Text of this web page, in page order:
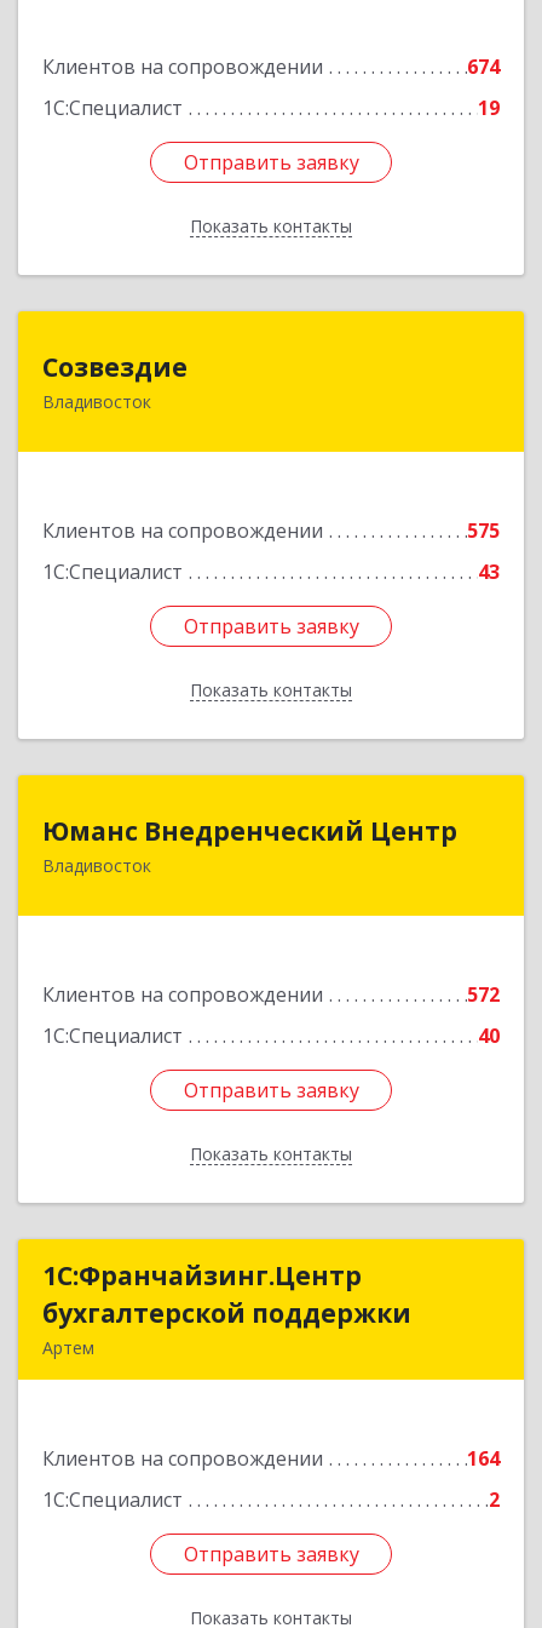
Клиентов на сопровождении
674
1С:Специалист
19
Отправить заявку
Показать контакты
Отправить заявку
Назад
Созвездие
Владивосток
Клиентов на сопровождении
575
1С:Специалист
43
Отправить заявку
Показать контакты
690069, Приморский край, Владивосток г,
Отправить заявку
Назад
Юманс Внедренческий Центр
Владивосток
Клиентов на сопровождении
572
1С:Специалист
40
Отправить заявку
Показать контакты
Юманс Внедренческий Центр
690014, Приморский край, Владивосток г,
Отправить заявку
Назад
1С:Франчайзинг.Центр
бухгалтерской поддержки
Артем
Клиентов на сопровождении
164
1С:Специалист
2
Отправить заявку
Показать контакты
1С:Франчайзинг.Центр
бухгалтерской поддержки
Подробнее
Отправить заявку
Назад